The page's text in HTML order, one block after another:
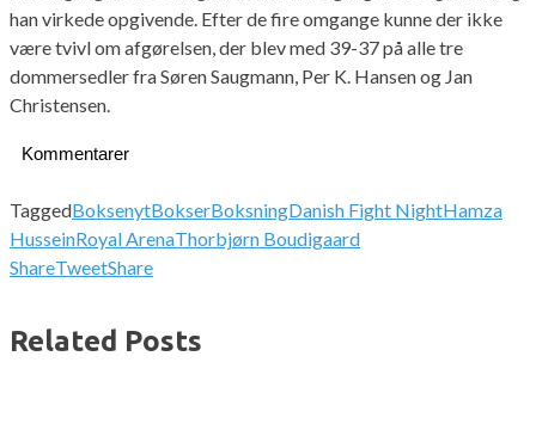
han virkede opgivende. Efter de fire omgange kunne der ikke
være tvivl om afgørelsen, der blev med 39-37 på alle tre
dommersedler fra Søren Saugmann, Per K. Hansen og Jan
Christensen.
Kommentarer
TaggedBoksenytBokserBoksningDanish Fight NightHamza
HusseinRoyal ArenaThorbjørn Boudigaard
ShareTweetShare
Related Posts